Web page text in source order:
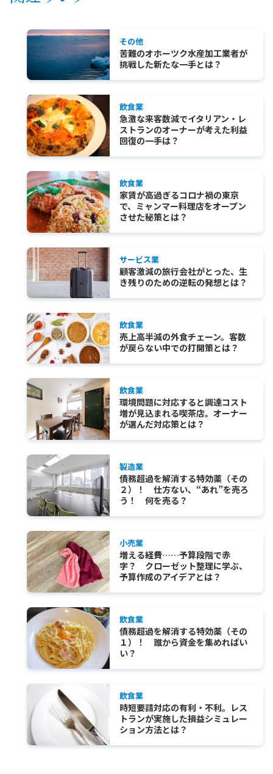
その他
苦難のオホーツク水産加工業者が
挑戦した新たな一手とは？
飲食業
急激な来客数減でイタリアン・レ
ストランのオーナーが考えた利益
回復の一手は？
飲食業
家賃が高過ぎるコロナ禍の東京
で、ミャンマー料理店をオープン
させた秘策とは？
サービス業
顧客激減の旅行会社がとった、生
き残りのための逆転の発想とは？
飲食業
売上高半減の外食チェーン。客数
が戻らない中での打開策とは？
飲食業
環境問題に対応すると調達コスト
増が見込まれる喫茶店。オーナー
が選んだ対応策とは？
製造業
債務超過を解消する特効薬（その
２）！ 仕方ない、“あれ”を売ろ
う！ 何を売る？
小売業
増える経費……予算段階で赤
字？ クローゼット整理に学ぶ、
予算作成のアイデアとは？
飲食業
債務超過を解消する特効薬（その
１）！ 誰から資金を集めればい
い？
飲食業
時短要請対応の有利・不利。レス
トランが実施した損益シミュレー
ション方法とは？